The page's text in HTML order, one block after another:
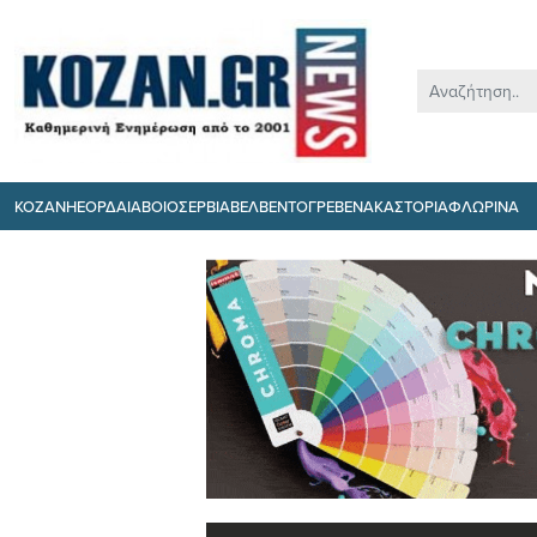
ΚΟΖΑΝΗΕΟΡΔΑΙΑΒΟΙΟΣΕΡΒΙΑΒΕΛΒΕΝΤΟΓΡΕΒΕΝΑΚΑΣΤΟΡΙΑΦΛΩΡΙΝΑ